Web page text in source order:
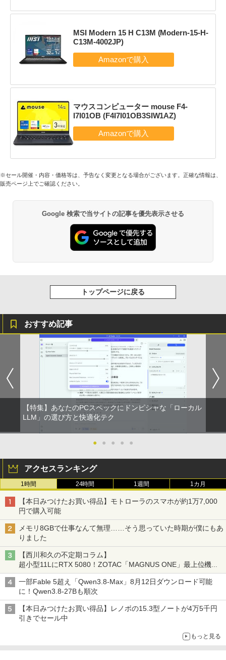
MSI Modern 15 H C13M (Modern-15-H-
C13M-4002JP)
マウスコンピューター mouse F4-
I7I01OB (F4I7I01OB3SIW1AZ)
※セール開催・内容・価格等は、予告なく変更となる場合がございます。正確な情報は、
販売ページ上でご確認ください。
Google 検索で当サイトの記事を優先表示させる
トップページに戻る
おすすめ記事
【特集】あなたのPCスペックにドンピシャな「ローカル
LLM」の選び方と快適化テク
● ● ● ● ●
アクセスランキング
1時間 24時間 1週間 1カ月
【本日みつけたお買い得品】モトローラのスマホが約1万7,000
円で購入可能
メモリ8GBで仕事なんて無理……そう思っていた時期が僕にもあ
りました
【西川和久の不定期コラム】
超小型11LにRTX 5080！ZOTAC「MAGNUS ONE」最上位機の
実力を探る
一部Fable 5超え「Qwen3.8-Max」8月12日ダウンロード可能
に！Qwen3.8-27Bも順次
【本日みつけたお買い得品】レノボの15.3型ノートが4万5千円
引きでセール中
もっと見る